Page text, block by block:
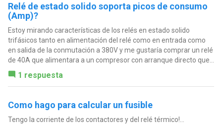
Relé de estado solido soporta picos de consumo
(Amp)?
Estoy mirando características de los relés en estado solido
trifásicos tanto en alimentación del relé como en entrada como
en salida de la conmutación a 380V y me gustaría comprar un relé
de 40A que alimentara a un compresor con arranque directo que...
1 respuesta
Como hago para calcular un fusible
Tengo la corriente de los contactores y del relé térmico!...